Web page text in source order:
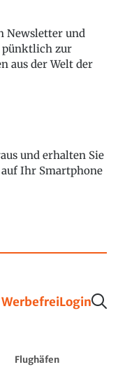
Newsletter und
pünktlich zur
aus der Welt der
und erhalten Sie
Ihr Smartphone
WerbefreiLogin
Flughäfen